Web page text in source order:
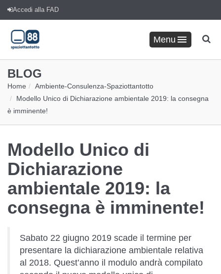
Accedi alla FAD
Menu
BLOG
Home Ambiente-Consulenza-Spaziottantotto
Modello Unico di Dichiarazione ambientale 2019: la consegna
è imminente!
Modello Unico di
Dichiarazione
ambientale 2019: la
consegna è imminente!
Sabato 22 giugno 2019 scade il termine per
presentare la dichiarazione ambientale relativa
al 2018. Quest’anno il modulo andrà compilato